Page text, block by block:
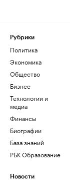
Рубрики
Политика
Экономика
Общество
Бизнес
Технологии и
медиа
Финансы
Биографии
База знаний
РБК Образование
Новости